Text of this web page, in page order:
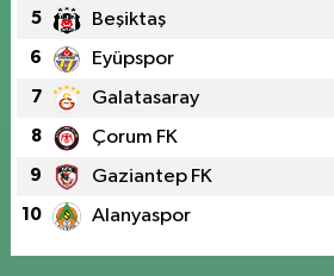
5 Beşiktaş
6 Eyüpspor
7 Galatasaray
8 Çorum FK
9 Gaziantep FK
10 Alanyaspor